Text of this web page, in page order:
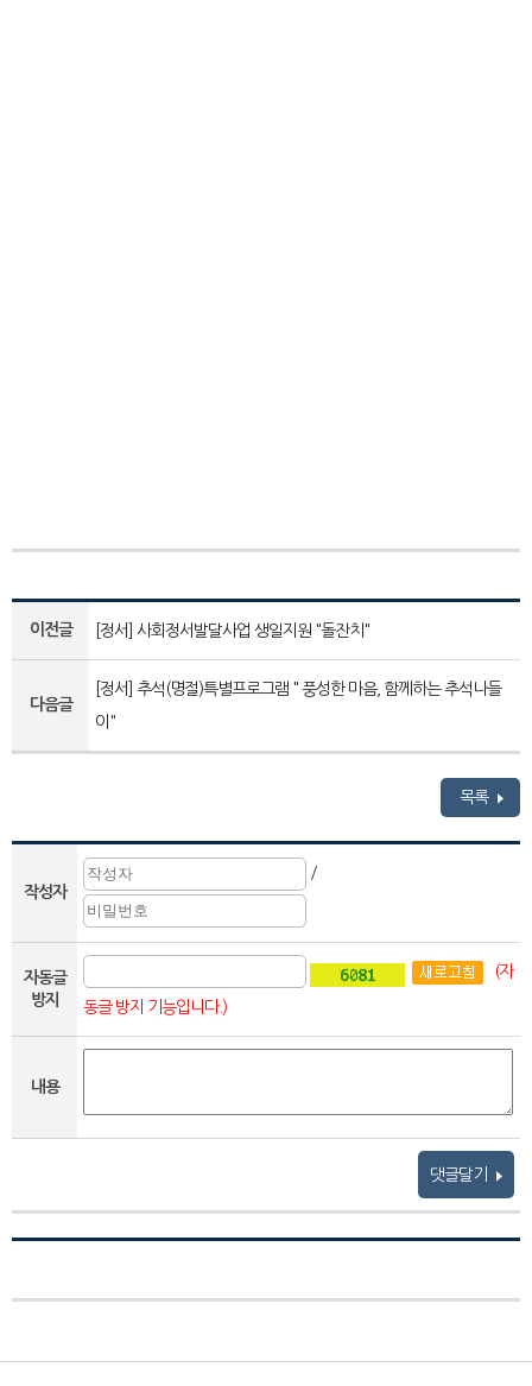
이전글 [정서] 사회정서발달사업 생일지원 "돌잔치"
다음글
[정서] 추석(명절)특별프로그램 " 풍성한 마음, 함께하는 추석나들
이"
목록
작성자
/
자동글
방지
(자
동글 방지 기능입니다.)
내용
댓글달기